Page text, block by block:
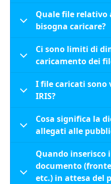
Quale file relativo
bisogna caricare?
Ci sono limiti di
caricamento dei
I file caricati
IRIS?
Cosa significa la
allegati alle
Quando
documento
etc.) in attesa del